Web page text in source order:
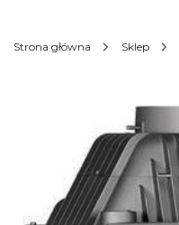
Strona główna Sklep